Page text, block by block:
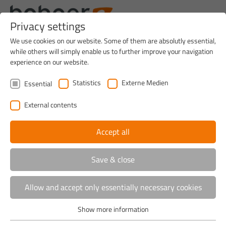
Sitemap
Hohner Maschinenbau GmbH
Service
Company
3 good reasons to choose Hohner
Mission statements
Privacy settings
We use cookies on our website. Some of them are absolutly essential,
while others will simply enable us to further improve your navigation
experience on our website.
Essential Statistics Externe Medien
External contents
Accept all
Save & close
Allow and accept only essentially necessary cookies
Show more information